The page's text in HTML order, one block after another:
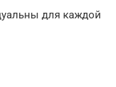
для каждой